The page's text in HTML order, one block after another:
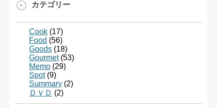
カテゴリー
Cook (17)
Food (56)
Goods (18)
Gourmet(53)
Memo (29)
Spot(9)
Summary (2)
ＤＶＤ (2)